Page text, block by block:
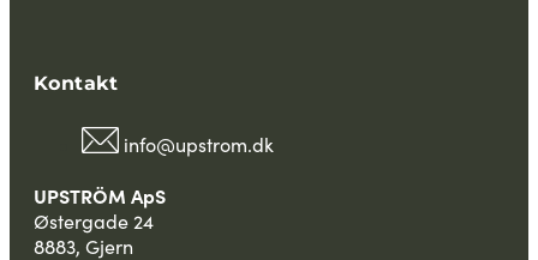
Kontakt
info@upstrom.dk
UPSTRÖM ApS
Østergade 24
8883, Gjern